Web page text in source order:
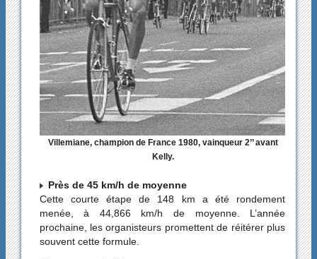
Villemiane, champion de France 1980, vainqueur 2’’ avant
Kelly.
Près de 45 km/h de moyenne
Cette courte étape de 148 km a été rondement
menée, à 44,866 km/h de moyenne. L’année
prochaine, les organisteurs promettent de réitérer plus
souvent cette formule.